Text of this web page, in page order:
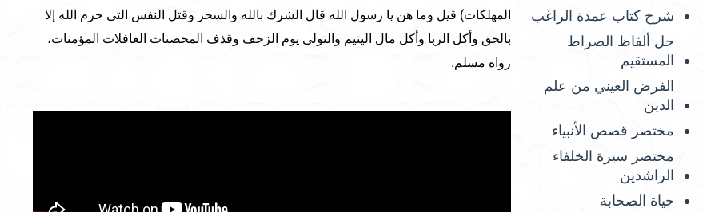
شرح كتاب عمدة الراغب
حل ألفاظ الصراط
المستقيم
الفرض العيني من علم
الدين
مختصر قصص الأنبياء
مختصر سيرة الخلفاء
الراشدين
حياة الصحابة
المهلكات) قيل وما هن يا رسول الله قال الشرك بالله والسحر وقتل النفس التى حرم الله إلا
بالحق وأكل الربا وأكل مال اليتيم والتولى يوم الزحف وقذف المحصنات الغافلات المؤمنات،
رواه مسلم.